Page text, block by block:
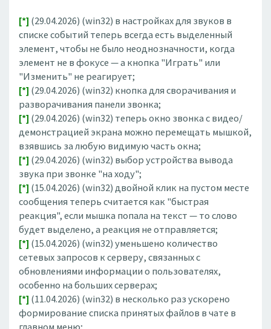
[*] (29.04.2026) (win32) в настройках для звуков в
списке событий теперь всегда есть выделенный
элемент, чтобы не было неоднозначности, когда
элемент не в фокусе — а кнопка "Играть" или
"Изменить" не реагирует;
[*] (29.04.2026) (win32) кнопка для сворачивания и
разворачивания панели звонка;
[*] (29.04.2026) (win32) теперь окно звонка с видео/
демонстрацией экрана можно перемещать мышкой,
взявшись за любую видимую часть окна;
[*] (29.04.2026) (win32) выбор устройства вывода
звука при звонке "на ходу";
[*] (15.04.2026) (win32) двойной клик на пустом месте
сообщения теперь считается как "быстрая
реакция", если мышка попала на текст — то слово
будет выделено, а реакция не отправляется;
[*] (15.04.2026) (win32) уменьшено количество
сетевых запросов к серверу, связанных с
обновлениями информации о пользователях,
особенно на больших серверах;
[*] (11.04.2026) (win32) в несколько раз ускорено
формирование списка принятых файлов в чате в